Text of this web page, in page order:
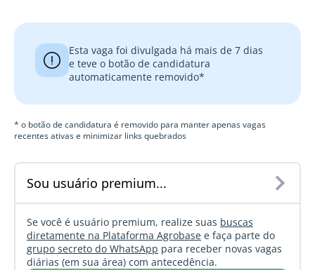
Esta vaga foi divulgada há mais de 7 dias
e teve o botão de candidatura
automaticamente removido*
* o botão de candidatura é removido para manter apenas vagas
recentes ativas e minimizar links quebrados
Sou usuário premium...
Se você é usuário premium, realize suas buscas
diretamente na Plataforma Agrobase e faça parte do
grupo secreto do WhatsApp para receber novas vagas
diárias (em sua área) com antecedência.